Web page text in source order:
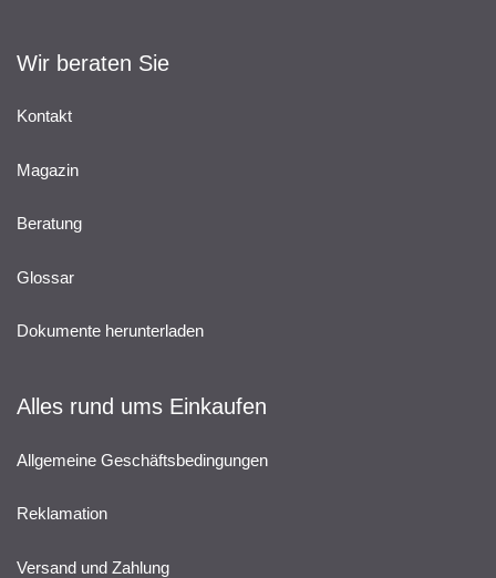
Wir beraten Sie
Kontakt
Magazin
Beratung
Glossar
Dokumente herunterladen
Alles rund ums Einkaufen
Allgemeine Geschäftsbedingungen
Reklamation
Versand und Zahlung